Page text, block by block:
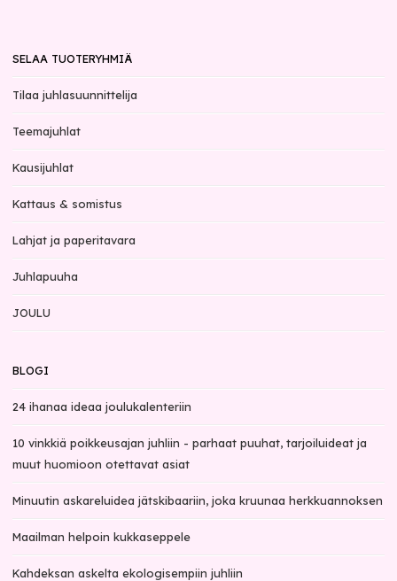
SELAA TUOTERYHMIÄ
Tilaa juhlasuunnittelija
Teemajuhlat
Kausijuhlat
Kattaus & somistus
Lahjat ja paperitavara
Juhlapuuha
JOULU
BLOGI
24 ihanaa ideaa joulukalenteriin
10 vinkkiä poikkeusajan juhliin - parhaat puuhat, tarjoiluideat ja
muut huomioon otettavat asiat
Minuutin askareluidea jätskibaariin, joka kruunaa herkkuannoksen
Maailman helpoin kukkaseppele
Kahdeksan askelta ekologisempiin juhliin